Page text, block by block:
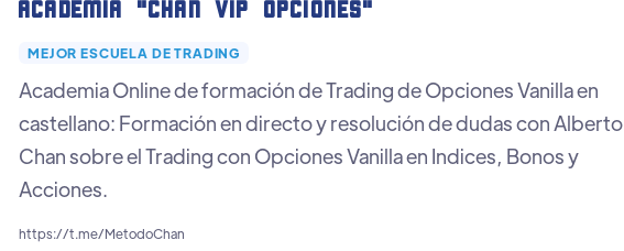
Academia "CHAN VIP OPCIONES"
MEJOR ESCUELA DE TRADING
Academia Online de formación de Trading de Opciones Vanilla en
castellano: Formación en directo y resolución de dudas con Alberto
Chan sobre el Trading con Opciones Vanilla en Indices, Bonos y
Acciones.
https://t.me/MetodoChan